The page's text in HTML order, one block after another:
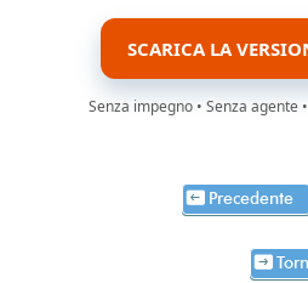
SCARICA LA
Senza impegno • Senza agente
Precedente